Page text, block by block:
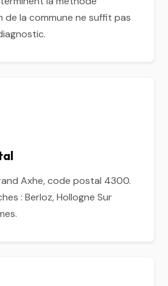
de la commune ne suffit pas
Axhe, code postal 4300.
: Berloz, Hollogne Sur